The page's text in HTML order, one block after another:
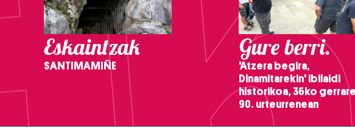
Eskaintzak
SANTIMAMIÑE
Gure berri.
'Atzera begira,
Dinamitarekin' ibilaldi
historikoa, 36ko
90. urteurrenean